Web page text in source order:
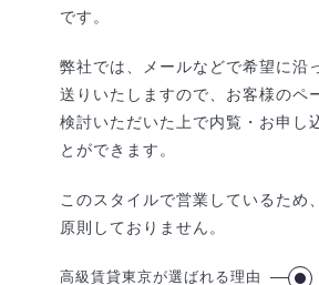
です。
弊社では、メールなどで希望に沿
送りいたしますので、お客様のペ
検討いただいた上で内覧・お申し
とができます。
このスタイルで営業しているため
原則しておりません。
高級賃貸東京が選ばれる理由